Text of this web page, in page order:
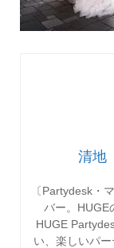
清地
〔Partydesk・
バー。HUGE
HUGE
い、楽しいパ